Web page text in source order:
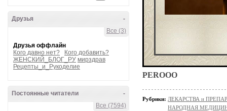
-
Друзья
Все (3)
Друзья оффлайн
Кого давно нет?
Кого добавить?
ЖЕНСКИЙ_БЛОГ_РУ мирздрав
Рецепты_и_Рукоделие
-
Постоянные читатели
Все (7594)
PEROOO
Рубрики: ЛЕКАРСТВА и
НАРОДНАЯ